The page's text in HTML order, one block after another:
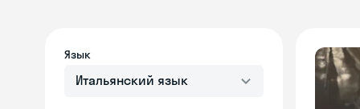
Язык
Итальянский язык